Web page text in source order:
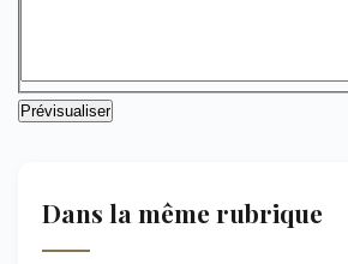
Dans la même rubrique